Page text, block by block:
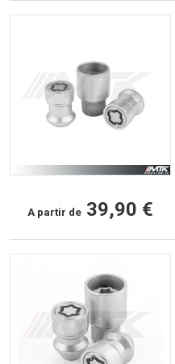
A partir de 39,90 €